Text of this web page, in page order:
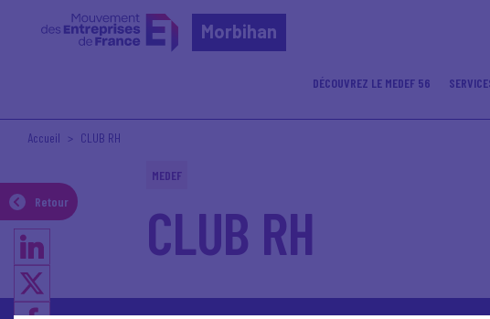
Morbihan
DÉCOUVREZ LE MEDEF 56
Retour
Accueil CLUB RH
MEDEF
CLUB RH